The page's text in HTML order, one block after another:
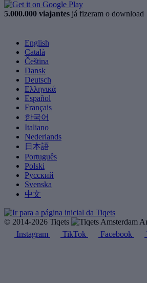
5.000.000 viajantes já fizeram o download
English
Català
Čeština
Dansk
Deutsch
Ελληνικά
Español
Français
한국어
Italiano
Nederlands
日本語
Português
Polski
Русский
Svenska
中文
© 2014-2026 Tiqets
Instagram
TikTok Facebook